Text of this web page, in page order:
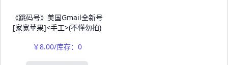
《跳码号》美国Gmail全新号
[家宽苹果]<手工>(不懂勿拍)
￥8.00/库存：0